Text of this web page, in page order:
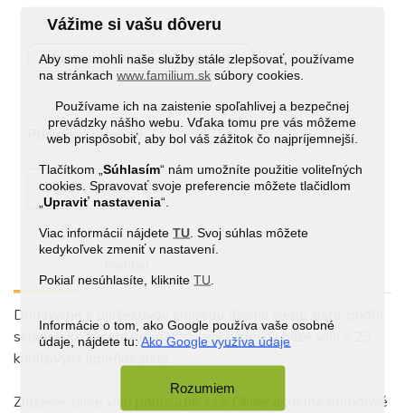
Vážime si vašu dôveru
Aby sme mohli naše služby stále zlepšovať, používame
na stránkachwww.familium.sk súbory cookies.
Používame ich na zaistenie spoľahlivej a bezpečnej
prevádzky nášho webu. Vďaka tomu pre vás môžeme
web prispôsobiť, aby bol váš zážitok čo najpríjemnejší.
Tlačítkom „Súhlasím“ nám umožníte použitie voliteľných
cookies. Spravovať svoje preferencie môžete tlačidlom
„Upraviť nastavenia“.
Viac informácií nájdete TU . Svoj súhlas môžete
kedykoľvek zmeniť v nastavení.
Pokiaľ nesúhlasíte, klikniteTU
Informácie o tom, ako Google používa vaše osobné
údaje, nájdete tu:Ako Google využíva údaje
Rozumiem
Upozorniť ma pri dostupnosti
Dodávame s darčekovou krabicou (čierna alebo zlatá, podľa
skladových zásob)Aromatizovaný nápoj na báze vína s 23
karátovými lupeňmi zlata.
Zloženie: biele víno polosuché Irsai Oliver akostné odrodové
Posledné recenzie
Pridať recenziu